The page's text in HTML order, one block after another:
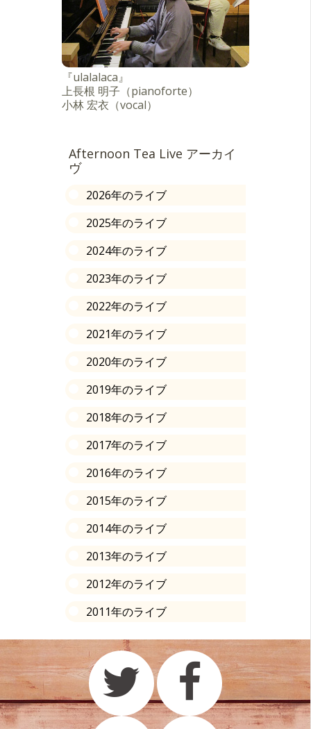
『ulalalaca』
上長根 明子（pianoforte）
小林 宏衣（vocal）
Afternoon Tea Live アーカイ
ヴ
2026年のライブ
2025年のライブ
2024年のライブ
2023年のライブ
2022年のライブ
2021年のライブ
2020年のライブ
2019年のライブ
2018年のライブ
2017年のライブ
2016年のライブ
2015年のライブ
2014年のライブ
2013年のライブ
2012年のライブ
2011年のライブ